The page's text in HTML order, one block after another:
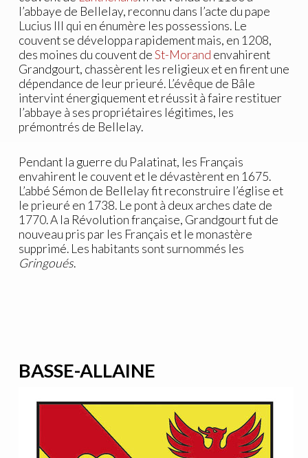
l’abbaye de Bellelay, reconnu dans l’acte du pape
Lucius III qui en énumère les possessions. Le
couvent se développa rapidement mais, en 1208,
des moines du couvent deSt-Morand envahirent
Grandgourt, chassèrent les religieux et en firent une
dépendance de leur prieuré. L’évêque de Bâle
intervint énergiquement et réussit à faire restituer
l’abbaye à ses propriétaires légitimes, les
prémontrés de Bellelay.
Pendant la guerre du Palatinat, les Français
envahirent le couvent et le dévastèrent en 1675.
L’abbé Sémon de Bellelay fit reconstruire l’église et
le prieuré en 1738. Le pont à deux arches date de
1770. A la Révolution française, Grandgourt fut de
nouveau pris par les Français et le monastère
supprimé. Les habitants sont surnommés les
Gringoués.
BASSE-ALLAINE